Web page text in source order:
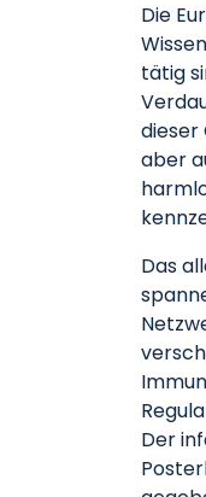
Die
tätig
dieser
aber
Das
Der